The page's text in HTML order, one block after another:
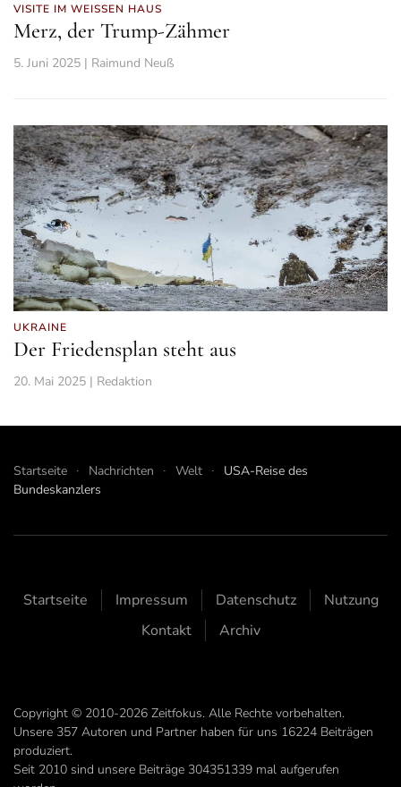
VISITE IM WEISSEN HAUS
Merz, der Trump-Zähmer
5. Juni 2025 | Raimund Neuß
UKRAINE
Der Friedensplan steht aus
20. Mai 2025 | Redaktion
Startseite Nachrichten Welt
USA-Reise des
Bundeskanzlers
Startseite Impressum Datenschutz
Nutzung
Kontakt
Archiv
Copyright © 2010-2026 Zeitfokus. Alle Rechte vorbehalten.
Unsere 357 Autoren und Partner haben für uns 16224 Beiträgen
produziert.
Seit 2010 sind unsere Beiträge 304351339 mal aufgerufen